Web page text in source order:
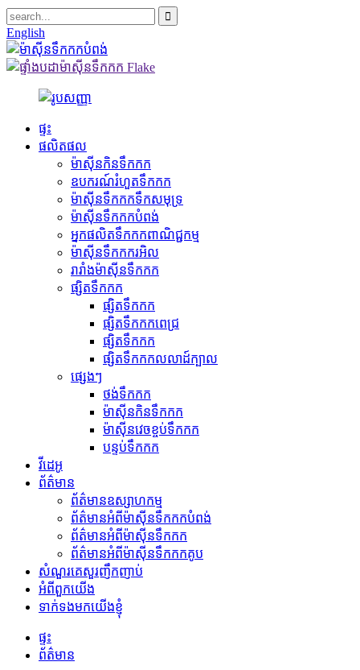
English
ផ្ទះ
ផលិតផល
ម៉ាស៊ីនកិនទឹកកក
ឧបករណ៍រំហួតទឹកកក
ម៉ាស៊ីនទឹកកកទឹកសមុទ្រ
ម៉ាស៊ីនទឹកកកបំពង់
អ្នកផលិតទឹកកកពាណិជ្ជកម្ម
ម៉ាស៊ីនទឹកកករអិល
រារាំងម៉ាស៊ីនទឹកកក
ផ្សិតទឹកកក
ផ្សិតទឹកកក
ផ្សិតទឹកកកពេជ្រ
ផ្សិតទឹកកក
ផ្សិតទឹកកកលលាដ៍ក្បាល
ផ្សេងៗ
ថង់ទឹកកក
ម៉ាស៊ីនកិនទឹកកក
ម៉ាស៊ីនវេចខ្ចប់ទឹកកក
បន្ទប់ទឹកកក
វីដេអូ
ព័ត៌មាន
ព័ត៌មានឧស្សាហកម្ម
ព័ត៌មានអំពីម៉ាស៊ីនទឹកកកបំពង់
ព័ត៌មានអំពីម៉ាស៊ីនទឹកកក
ព័ត៌មានអំពីម៉ាស៊ីនទឹកកកគូប
សំណួរគេសួរញឹកញាប់
អំពីពួកយើង
ទាក់ទងមកយើងខ្ញុំ
ផ្ទះ
ព័ត៌មាន